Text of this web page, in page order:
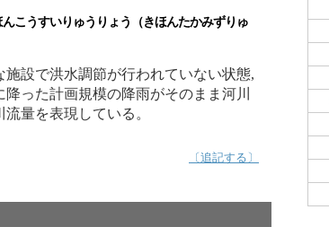
こうすいりゅうりょう（きほんたかみずりゅ
施設で洪水調節が行われていない状態,
った計画規模の降雨がそのまま河川
量を表現している。
〔追記する〕